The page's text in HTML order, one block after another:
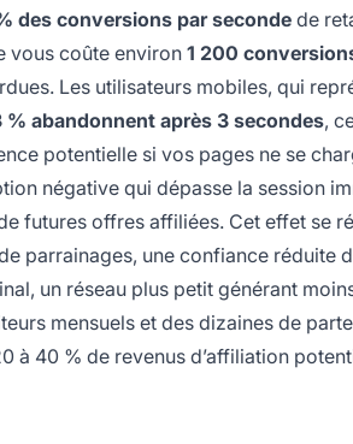
des conversions par seconde de
vous coûte environ 1 200
Les utilisateurs mobiles, qui
% abandonnent après 3 secondes,
potentielle si vos pages ne se
négative qui dépasse la session
futures offres affiliées. Cet effet se
parrainages, une confiance réduite
un réseau plus petit générant
mensuels et des dizaines de
40 % de revenus d’affiliation